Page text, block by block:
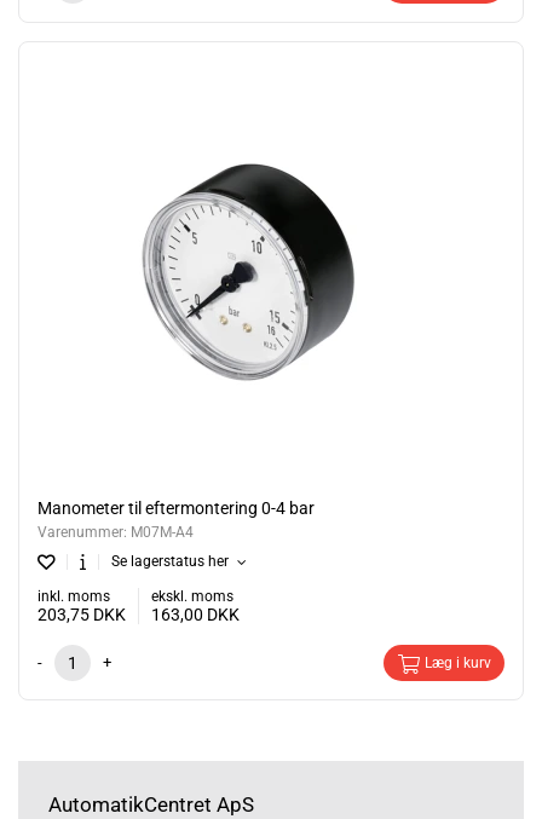
Manometer til eftermontering 0-4 bar
Varenummer: M07M-A4
Se lagerstatus her
inkl. moms
203,75 DKK
ekskl. moms
163,00 DKK
- + Læg i kurv
AutomatikCentret ApS